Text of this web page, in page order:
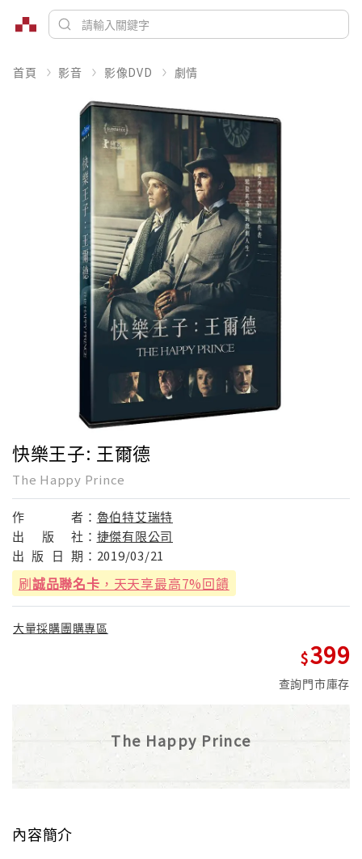
首頁 影音 影像DVD 劇情
快樂王子: 王爾德
The Happy Prince
作 者： 魯伯特艾瑞特
出
版 社： 捷傑有限公司
出 版 日 期： 2019/03/21
刷誠品聯名卡 ，天天享最高7%回饋
大量採購團購專區
399
查詢門市庫存
The Happy Prince
內容簡介